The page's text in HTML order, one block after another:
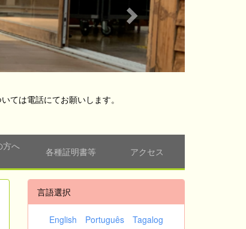
t
ては電話にてお願いします。
方へ 各種証明書等 アクセス
言語選択
English Português Tagalog